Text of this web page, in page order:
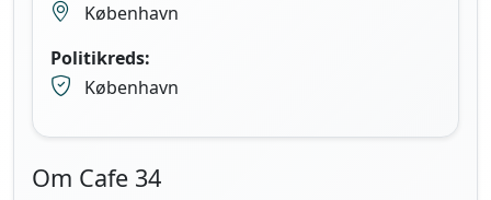
København
Politikreds:
København
Om Cafe 34